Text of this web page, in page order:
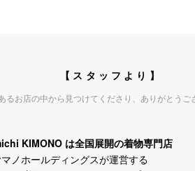
【スタッフより】
るお店の中から見つけてくださり、ありがとうご
KIMONO は全国展開の着物専門店
ノホールディングスが運営する